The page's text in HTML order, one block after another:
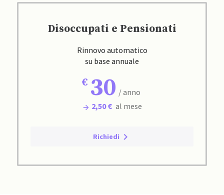
Disoccupati e Pensionati
Rinnovo automatico
su base annuale
30 / anno
2,50 € al mese
Richiedi